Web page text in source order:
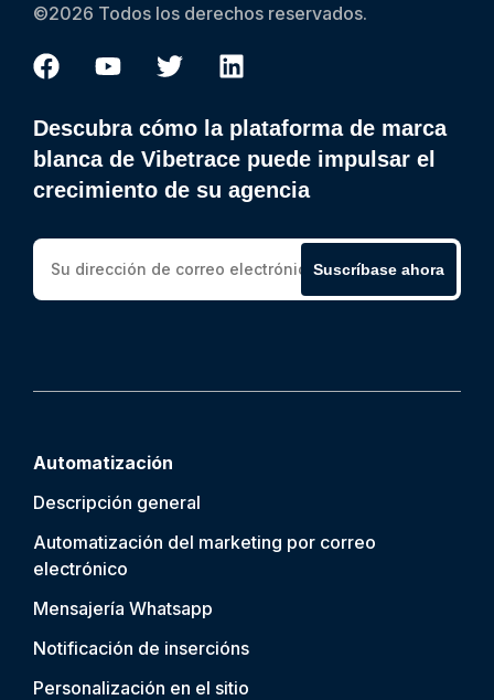
©2026 Todos los derechos reservados.
Descubra cómo la plataforma de marca
blanca de Vibetrace puede impulsar el
crecimiento de su agencia
Suscríbase ahora
Automatización
Descripción general
Automatización del marketing por correo
electrónico
Mensajería Whatsapp
Notificación de insercións
Personalización en el sitio